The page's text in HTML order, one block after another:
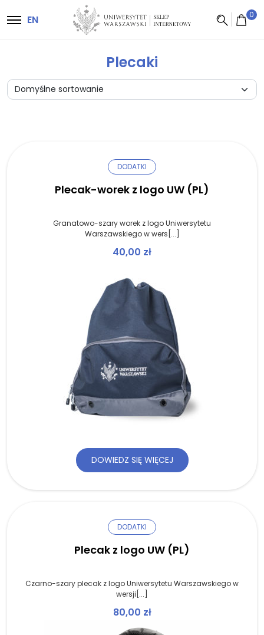
Główna nawigacja
EN 0
Plecaki
DODATKI
Plecak-worek z logo UW (PL)
Granatowo-szary worek z logo Uniwersytetu
Warszawskiego w wers[...]
40,00 zł
DOWIEDZ SIĘ WIĘCEJ
DODATKI
Plecak z logo UW (PL)
Czarno-szary plecak z logo Uniwersytetu Warszawskiego w
wersji[...]
80,00 zł